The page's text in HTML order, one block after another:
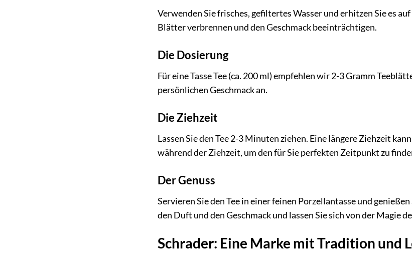
Verwenden Sie frisches, gefiltertes Wasser und erhitzen Sie es
Blätter verbrennen und den Geschmack beeinträchtigen.
Die Dosierung
Für eine Tasse Tee (ca. 200 ml) empfehlen wir 2-3 Gramm
persönlichen Geschmack an.
Die Ziehzeit
Lassen Sie den Tee 2-3 Minuten ziehen. Eine längere Ziehzeit
während der Ziehzeit, um den für Sie perfekten Zeitpunkt zu
Der Genuss
Servieren Sie den Tee in einer feinen Porzellantasse und
den Duft und den Geschmack und lassen Sie sich von der Magie
Schrader: Eine Marke mit Tradition und